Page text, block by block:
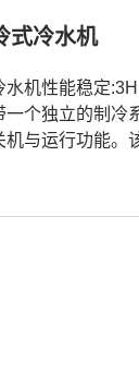
式冷水机
水机性能稳定
一个独立的制冷
机与运行功能。